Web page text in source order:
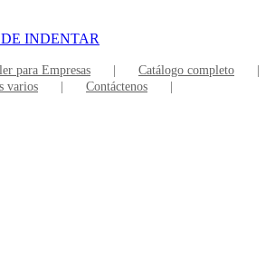
INDENTAR
para Empresas Catálogo completo
varios Contáctenos